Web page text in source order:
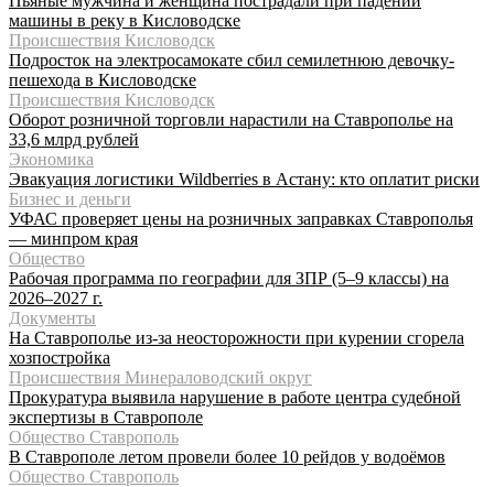
машины в реку в Кисловодске
Происшествия Кисловодск
Подросток на электросамокате сбил семилетнюю девочку-
пешехода в Кисловодске
Происшествия Кисловодск
Оборот розничной торговли нарастили на Ставрополье на
33,6 млрд рублей
Экономика
Эвакуация логистики Wildberries в Астану: кто оплатит риски
Бизнес и деньги
УФАС проверяет цены на розничных заправках Ставрополья
— минпром края
Общество
Рабочая программа по географии для ЗПР (5–9 классы) на
2026–2027 г.
Документы
На Ставрополье из-за неосторожности при курении сгорела
хозпостройка
Происшествия Минераловодский округ
Прокуратура выявила нарушение в работе центра судебной
экспертизы в Ставрополе
Общество Ставрополь
В Ставрополе летом провели более 10 рейдов у водоёмов
Общество Ставрополь